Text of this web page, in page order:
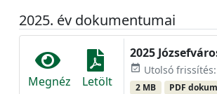
2025. év dokumentumai
Megnéz Letölt
2025
event_available Utolsó
2 MB PDF